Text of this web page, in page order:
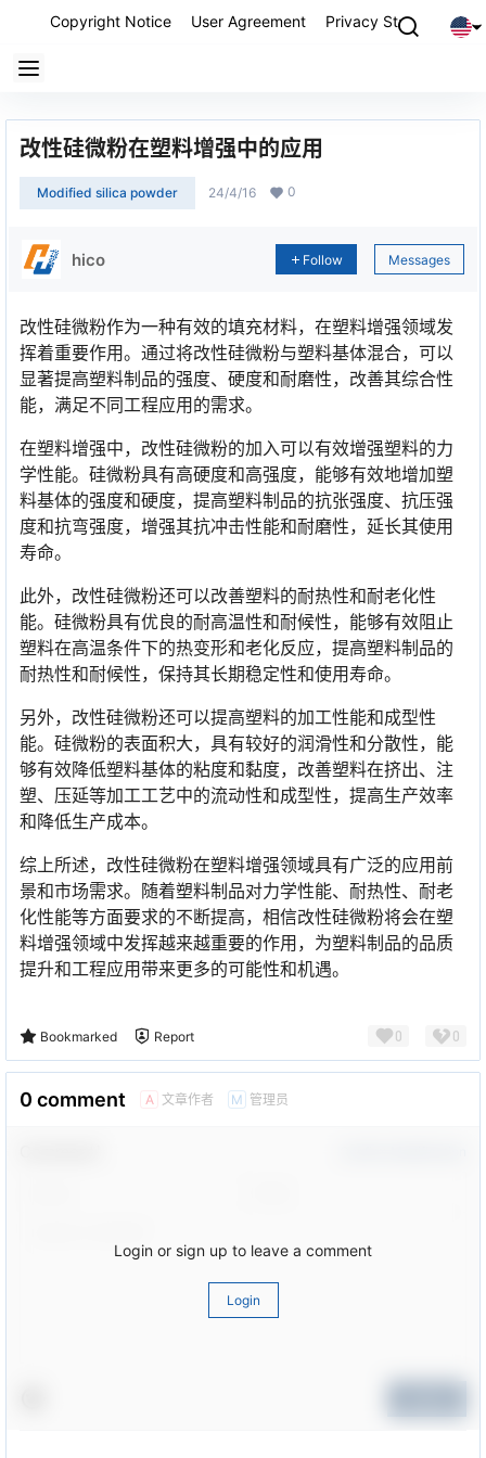
Copyright Notice User Agreement Privacy Statement
改性硅微粉在塑料增强中的应用
Modified silica powder 24/4/16 0
hico Follow Messages
改性硅微粉作为一种有效的填充材料，在塑料增强领域发
挥着重要作用。通过将改性硅微粉与塑料基体混合，可以
显著提高塑料制品的强度、硬度和耐磨性，改善其综合性
能，满足不同工程应用的需求。
在塑料增强中，改性硅微粉的加入可以有效增强塑料的力
学性能。硅微粉具有高硬度和高强度，能够有效地增加塑
料基体的强度和硬度，提高塑料制品的抗张强度、抗压强
度和抗弯强度，增强其抗冲击性能和耐磨性，延长其使用
寿命。
此外，改性硅微粉还可以改善塑料的耐热性和耐老化性
能。硅微粉具有优良的耐高温性和耐候性，能够有效阻止
塑料在高温条件下的热变形和老化反应，提高塑料制品的
耐热性和耐候性，保持其长期稳定性和使用寿命。
另外，改性硅微粉还可以提高塑料的加工性能和成型性
能。硅微粉的表面积大，具有较好的润滑性和分散性，能
够有效降低塑料基体的粘度和黏度，改善塑料在挤出、注
塑、压延等加工工艺中的流动性和成型性，提高生产效率
和降低生产成本。
综上所述，改性硅微粉在塑料增强领域具有广泛的应用前
景和市场需求。随着塑料制品对力学性能、耐热性、耐老
化性能等方面要求的不断提高，相信改性硅微粉将会在塑
料增强领域中发挥越来越重要的作用，为塑料制品的品质
提升和工程应用带来更多的可能性和机遇。
Bookmarked Report 0 0
0 comment A 文章作者 M 管理员
Login or sign up to leave a comment
Login